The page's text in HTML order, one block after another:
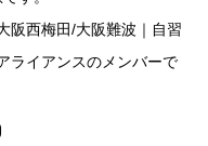
阪西梅田/大阪難波｜自習
ライアンスのメンバーで